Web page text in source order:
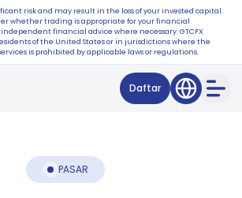
risk and may result in the loss of your invested capital.
whether trading is appropriate for your financial
financial advice where necessary. GTCFX
of the United States or in jurisdictions where the
is prohibited by applicable laws or regulations.
Daftar
PASAR